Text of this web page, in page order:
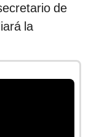
de
la